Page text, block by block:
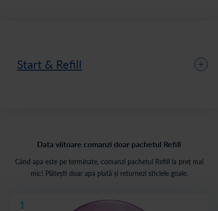
Start & Refill
Data viitoare comanzi doar pachetul Refill
Când apa este pe terminate, comanzi pachetul Refill la preț mai
mic! Plătești doar apa plată și returnezi sticlele goale.
1